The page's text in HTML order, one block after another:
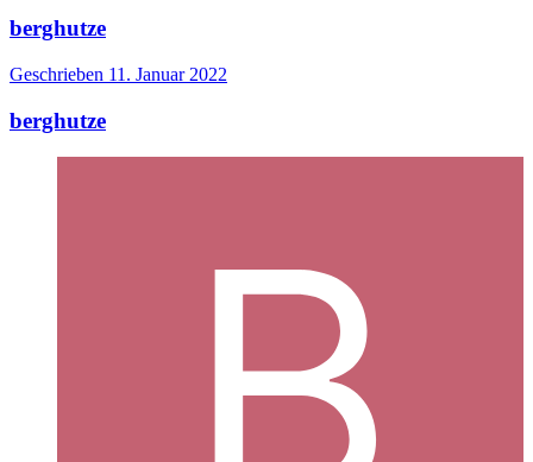
berghutze
Geschrieben 11. Januar 2022
berghutze